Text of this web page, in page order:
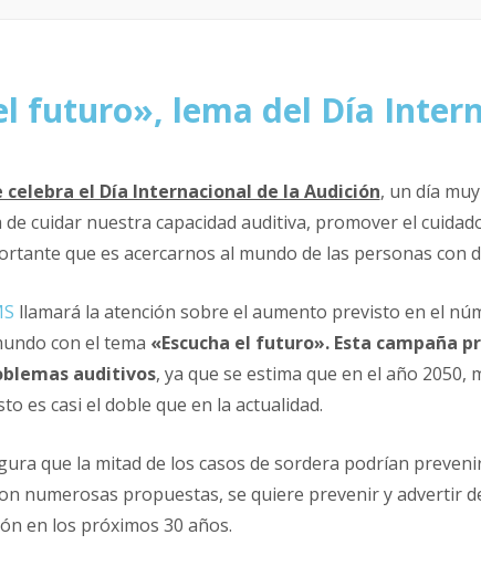
futuro», lema del Día
celebra el Día Internacional de la Audición, un día
cuidar nuestra capacidad auditiva, promover el
que es acercarnos al mundo de las personas con
llamará la atención sobre el aumento previsto en el
con el tema «Escucha el futuro». Esta campaña
auditivos, ya que se estima que en el año 2050,
es casi el doble que en la actualidad.
que la mitad de los casos de sordera podrían
numerosas propuestas, se quiere prevenir y advertir
en los próximos 30 años.